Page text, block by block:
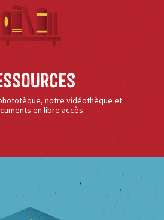
notre vidéothèque et
en libre accès.